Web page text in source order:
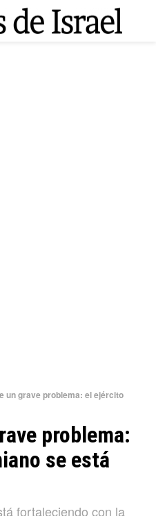
un grave problema: el ejército
problema:
se está
fortaleciendo con la